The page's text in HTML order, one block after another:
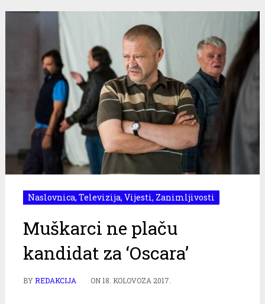
Naslovnica, Televizija, Vijesti, Zanimljivosti
Muškarci ne plaču
kandidat za ‘Oscara’
BYREDAKCIJA ON18. KOLOVOZA 2017.